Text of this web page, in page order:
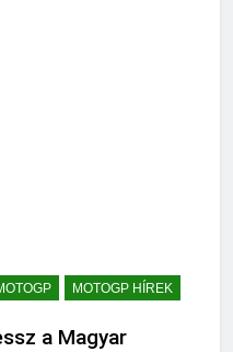
MOTOGP HÍREK
a Magyar